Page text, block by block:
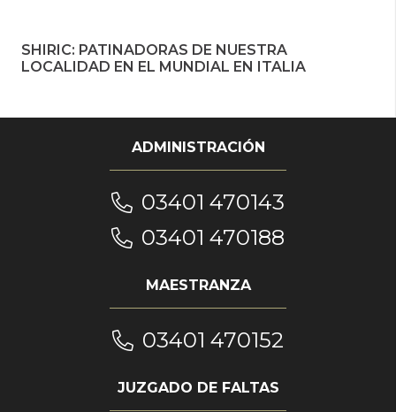
SHIRIC: PATINADORAS DE NUESTRA
LOCALIDAD EN EL MUNDIAL EN ITALIA
ADMINISTRACIÓN
03401 470143
03401 470188
MAESTRANZA
03401 470152
JUZGADO DE FALTAS